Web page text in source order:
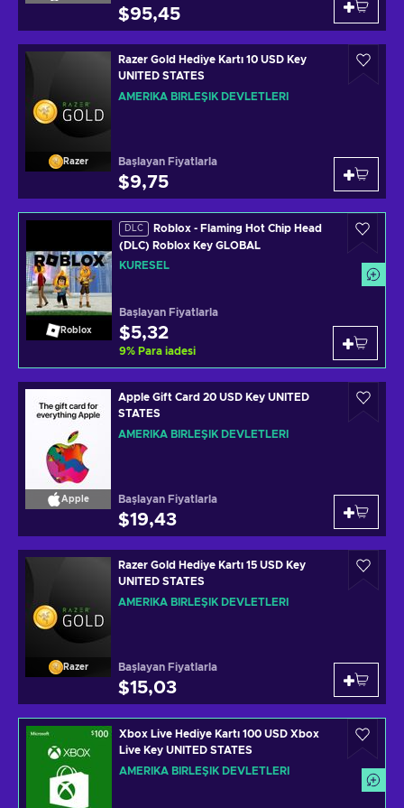
$95,45
Razer
Razer Gold Hediye Kartı 10 USD Key
UNITED STATES
AMERIKA BIRLEŞIK DEVLETLERI
Başlayan Fiyatlarla
$9,75
Roblox
DLC
Roblox - Flaming Hot Chip Head
(DLC) Roblox Key GLOBAL
KÜRESEL
Başlayan Fiyatlarla
$5,32
9% Para iadesi
Apple
Apple Gift Card 20 USD Key UNITED
STATES
AMERIKA BIRLEŞIK DEVLETLERI
Başlayan Fiyatlarla
$19,43
Razer
Razer Gold Hediye Kartı 15 USD Key
UNITED STATES
AMERIKA BIRLEŞIK DEVLETLERI
Başlayan Fiyatlarla
$15,03
Xbox Live Hediye Kartı 100 USD Xbox
Live Key UNITED STATES
AMERIKA BIRLEŞIK DEVLETLERI